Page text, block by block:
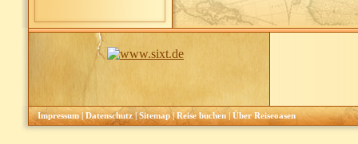
Impressum|Datenschutz|Sitemap|Reise buchen|Über Reiseoasen